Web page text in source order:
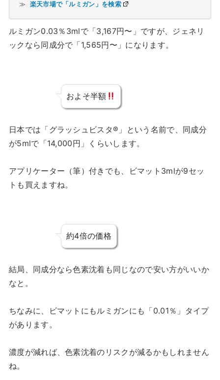
≫ 楽天市場で「ルミガン」を検索
ルミガン0.03％3mlで「3,167円〜」ですが、ジェネリ
ックなら同成分で「1,565円〜」になります。
およそ半額
日本では「グラッシュビスタ®︎」という名前で、同成分
が5mlで「14,000円」くらいします。
アプリケーター（筆）付きでも、ビマット3mlが9セッ
トも買えますね。
約4倍の価格
結局、同成分なら色素沈着も同じなので安い方がいいか
なと。
ちなみに、ビマットにもルミガンにも「0.01％」タイプ
があります。
濃度が減れば、色素沈着のリスクが減るかもしれません
ね。